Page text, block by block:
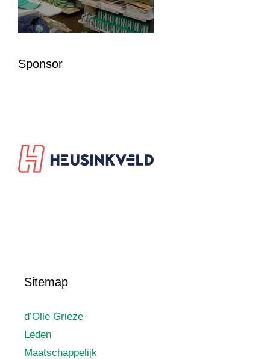
Sponsor
Sitemap
d’Olle Grieze
Leden
Maatschappelijk